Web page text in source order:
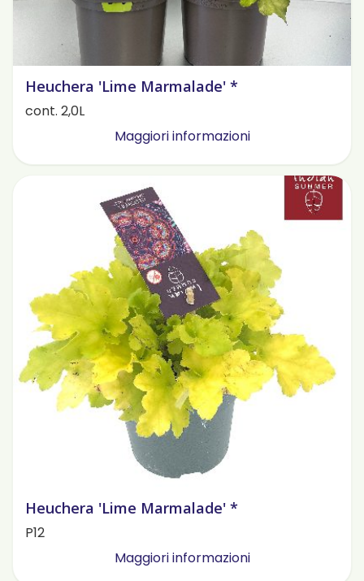
Heuchera 'Lime Marmalade' *
cont. 2,0L
Maggiori informazioni
Heuchera 'Lime Marmalade' *
P12
Maggiori informazioni